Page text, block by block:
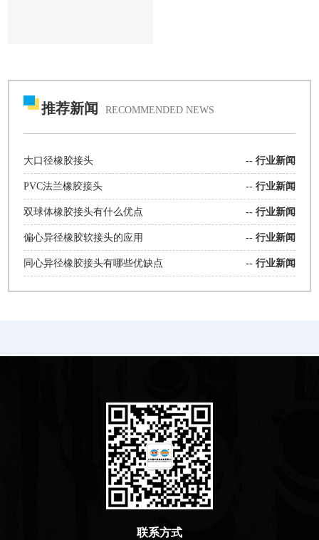
推荐新闻 RECOMMENDED NEWS
大口径橡胶接头 -- 行业新闻
PVC法兰橡胶接头 -- 行业新闻
双球体橡胶接头有什么优点 -- 行业新闻
偏心异径橡胶软接头的应用 -- 行业新闻
同心异径橡胶接头有哪些优缺点 -- 行业新闻
联系方式